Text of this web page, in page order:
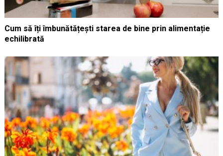
Cum să îți îmbunătățești starea de bine prin alimentație
echilibrată